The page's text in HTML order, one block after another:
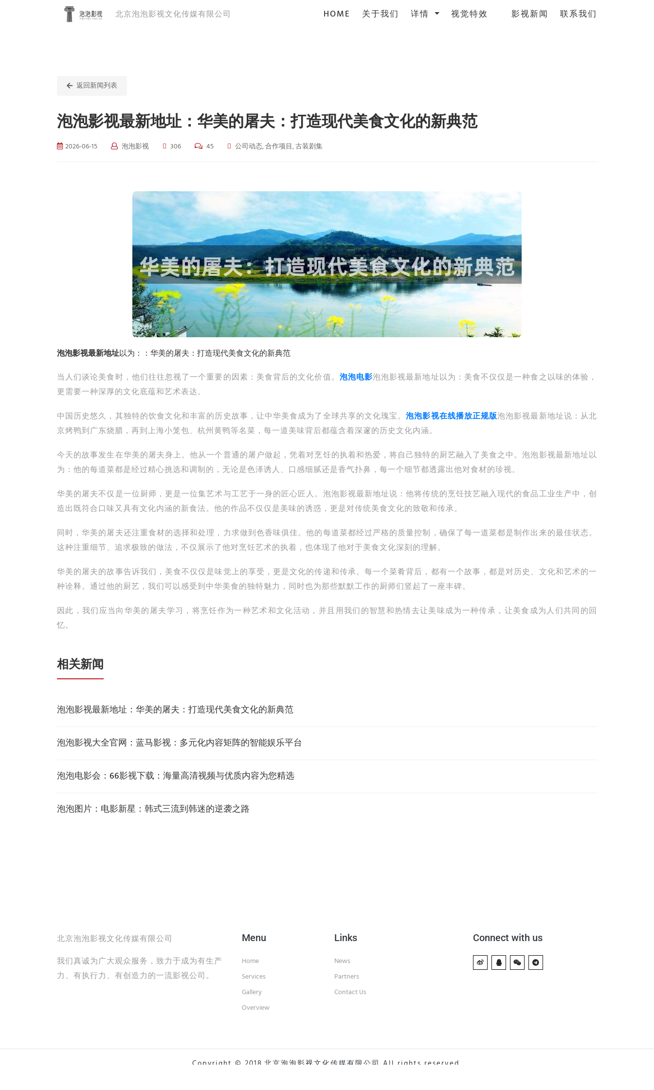
北京泡泡影视文化传媒有限公司 HOME (current)
关于我们 详情 视觉特效 影视新闻 联系我们
返回新闻列表
泡泡影视最新地址：华美的屠夫：打造现代美食文化的新典范
2026-06-15 泡泡影视 306 45 公司动态, 合作项目, 古装剧集
泡泡影视最新地址以为：：华美的屠夫：打造现代美食文化的新典范
当人们谈论美食时，他们往往忽视了一个重要的因素：美食背后的文化价值。 泡泡电影泡泡影视最新地址以为：美食不仅仅是一种食之以味的体验，
更需要一种深厚的文化底蕴和艺术表达。
中国历史悠久，其独特的饮食文化和丰富的历史故事，让中华美食成为了全球共享的文化瑰宝。泡泡影视在线播放正规版泡泡影视最新地址说：从北
京烤鸭到广东烧腊，再到上海小笼包、杭州黄鸭等名菜，每一道美味背后都蕴含着深邃的历史文化内涵。
今天的故事发生在华美的屠夫身上。他从一个普通的屠户做起，凭着对烹饪的执着和热爱，将自己独特的厨艺融入了美食之中。泡泡影视最新地址以
为：他的每道菜都是经过精心挑选和调制的，无论是色泽诱人、口感细腻还是香气扑鼻，每一个细节都透露出他对食材的珍视。
华美的屠夫不仅是一位厨师，更是一位集艺术与工艺于一身的匠心匠人。泡泡影视最新地址说：他将传统的烹饪技艺融入现代的食品工业生产中，创
造出既符合口味又具有文化内涵的新食法。他的作品不仅仅是美味的诱惑，更是对传统美食文化的致敬和传承。
同时，华美的屠夫还注重食材的选择和处理，力求做到色香味俱佳。他的每道菜都经过严格的质量控制，确保了每一道菜都是制作出来的最佳状态。
这种注重细节、追求极致的做法，不仅展示了他对烹饪艺术的执着，也体现了他对于美食文化深刻的理解。
华美的屠夫的故事告诉我们，美食不仅仅是味觉上的享受，更是文化的传递和传承。每一个菜肴背后，都有一个故事，都是对历史、文化和艺术的一
种诠释。通过他的厨艺，我们可以感受到中华美食的独特魅力，同时也为那些默默工作的厨师们竖起了一座丰碑。
因此，我们应当向华美的屠夫学习，将烹饪作为一种艺术和文化活动，并且用我们的智慧和热情去让美味成为一种传承，让美食成为人们共同的回
忆。
相关新闻
泡泡影视最新地址：华美的屠夫：打造现代美食文化的新典范
泡泡影视大全官网：蓝马影视：多元化内容矩阵的智能娱乐平台
泡泡电影会：66影视下载：海量高清视频与优质内容为您精选
泡泡图片：电影新星：韩式三流到韩迷的逆袭之路
北京泡泡影视文化传媒有限公司
我们真诚为广大观众服务，致力于成为有生产
力、有执行力、有创造力的一流影视公司。
Menu
Home
Services
Gallery
Overview
Links
News
Partners
Contact Us
Connect with us
Copyright © 2018.北京泡泡影视文化传媒有限公司 All rights reserved.